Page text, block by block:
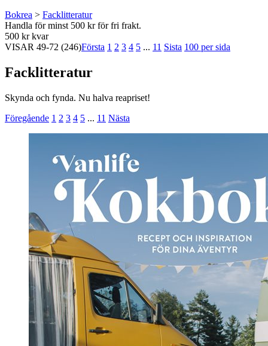
Bokrea > Facklitteratur
Handla för minst 500 kr för fri frakt.
500 kr kvar
VISAR 49-72 (246)Första 1 2 3 4 5 ... 11 Sista 100 per sida
Facklitteratur
Skynda och fynda. Nu halva reapriset!
Föregående 1 2 3 4 5 ... 11 Nästa